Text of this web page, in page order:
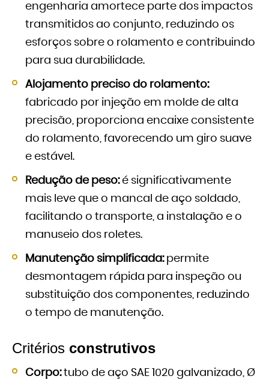
engenharia amortece parte dos impactos
transmitidos ao conjunto, reduzindo os
esforços sobre o rolamento e contribuindo
para sua durabilidade.
Alojamento preciso do rolamento:
fabricado por injeção em molde de alta
precisão, proporciona encaixe consistente
do rolamento, favorecendo um giro suave
e estável.
Redução de peso:é significativamente
mais leve que o mancal de aço soldado,
facilitando o transporte, a instalação e o
manuseio dos roletes.
Manutenção simplificada:permite
desmontagem rápida para inspeção ou
substituição dos componentes, reduzindo
o tempo de manutenção.
Critérios construtivos
Corpo:tubo de aço SAE 1020 galvanizado, Ø